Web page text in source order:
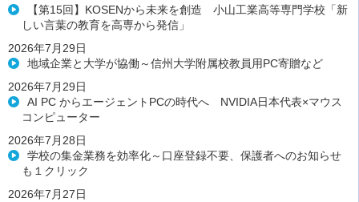
【第15回】KOSENから未来を創造 小山工業高等専門学校「新
しい言葉の教育を高専から発信」
2026年7月29日
地域企業と大学が協働～信州大学附属校教員用PC寄贈など
2026年7月29日
AI PC からエージェントPCの時代へ NVIDIA日本代表×マウス
コンピューター
2026年7月28日
学校の集金業務を効率化～口座登録不要、保護者へのお知らせ
も１クリック
2026年7月27日